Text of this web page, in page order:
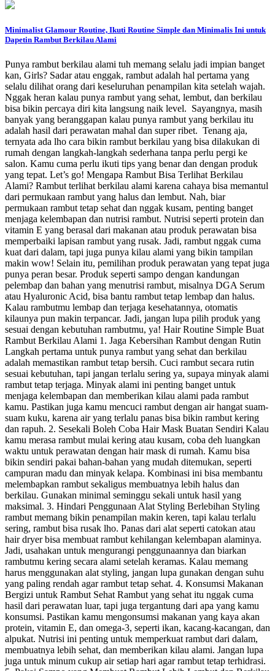
Minimalist Glamour Routine, Ikuti Routine Simple dan Minimalis Ini untuk
Dapetin Rambut Berkilau Alami
Punya rambut berkilau alami tuh memang selalu jadi impian banget
kan, Girls? Sadar atau enggak, rambut adalah hal pertama yang
selalu dilihat orang dari keseluruhan penampilan kita setelah wajah.
Nggak heran kalau punya rambut yang sehat, lembut, dan berkilau
bisa bikin percaya diri kita langsung naik level. Sayangnya, masih
banyak yang beranggapan kalau punya rambut yang berkilau itu
adalah hasil dari perawatan mahal dan super ribet. Tenang aja,
ternyata ada lho cara bikin rambut berkilau yang bisa dilakukan di
rumah dengan langkah-langkah sederhana tanpa perlu pergi ke
salon. Kamu cuma perlu ikuti tips yang benar dan dengan produk
yang tepat. Let’s go! Mengapa Rambut Bisa Terlihat Berkilau
Alami? Rambut terlihat berkilau alami karena cahaya bisa memantul
dari permukaan rambut yang halus dan lembut. Nah, biar
permukaan rambut tetap sehat dan nggak kusam, penting banget
menjaga kelembapan dan nutrisi rambut. Nutrisi seperti protein dan
vitamin E yang berasal dari makanan atau produk perawatan bisa
memperbaiki lapisan rambut yang rusak. Jadi, rambut nggak cuma
kuat dari dalam, tapi juga punya kilau alami yang bikin tampilan
makin wow! Selain itu, pemilihan produk perawatan yang tepat juga
punya peran besar. Produk seperti sampo dengan kandungan
pelembap dan bahan yang menutrisi rambut, misalnya DGA Serum
atau Hyaluronic Acid, bisa bantu rambut tetap lembap dan halus.
Kalau rambutmu lembap dan terjaga kesehatannya, otomatis
kilaunya pun makin terpancar. Jadi, jangan lupa pilih produk yang
sesuai dengan kebutuhan rambutmu, ya! Hair Routine Simple Buat
Rambut Berkilau Alami 1. Jaga Kebersihan Rambut dengan Rutin
Langkah pertama untuk punya rambut yang sehat dan berkilau
adalah memastikan rambut tetap bersih. Cuci rambut secara rutin
sesuai kebutuhan, tapi jangan terlalu sering ya, supaya minyak alami
rambut tetap terjaga. Minyak alami ini penting banget untuk
menjaga kelembapan dan memberikan kilau alami pada rambut
kamu. Pastikan juga kamu mencuci rambut dengan air hangat suam-
suam kuku, karena air yang terlalu panas bisa bikin rambut kering
dan rapuh. 2. Sesekali Boleh Coba Hair Mask Buatan Sendiri Kalau
kamu merasa rambut mulai kering atau kusam, coba deh luangkan
waktu untuk perawatan dengan hair mask di rumah. Kamu bisa
bikin sendiri pakai bahan-bahan yang mudah ditemukan, seperti
campuran madu dan minyak kelapa. Kombinasi ini bisa membantu
melembapkan rambut sekaligus membuatnya lebih halus dan
berkilau. Gunakan minimal seminggu sekali untuk hasil yang
maksimal. 3. Hindari Penggunaan Alat Styling Berlebihan Styling
rambut memang bikin penampilan makin keren, tapi kalau terlalu
sering, rambut bisa rusak lho. Panas dari alat seperti catokan atau
hair dryer bisa membuat rambut kehilangan kelembapan alaminya.
Jadi, usahakan untuk mengurangi penggunaannya dan biarkan
rambutmu kering secara alami setelah keramas. Kalau memang
harus menggunakan alat styling, jangan lupa gunakan dengan suhu
yang paling rendah agar rambut tetap sehat. 4. Konsumsi Makanan
Bergizi untuk Rambut Sehat Rambut yang sehat itu nggak cuma
hasil dari perawatan luar, tapi juga tergantung dari apa yang kamu
konsumsi. Pastikan kamu mengonsumsi makanan yang kaya akan
protein, vitamin E, dan omega-3, seperti ikan, kacang-kacangan, dan
alpukat. Nutrisi ini penting untuk memperkuat rambut dari dalam,
membuatnya lebih sehat, dan memberikan kilau alami. Jangan lupa
juga untuk minum cukup air setiap hari agar rambut tetap terhidrasi.